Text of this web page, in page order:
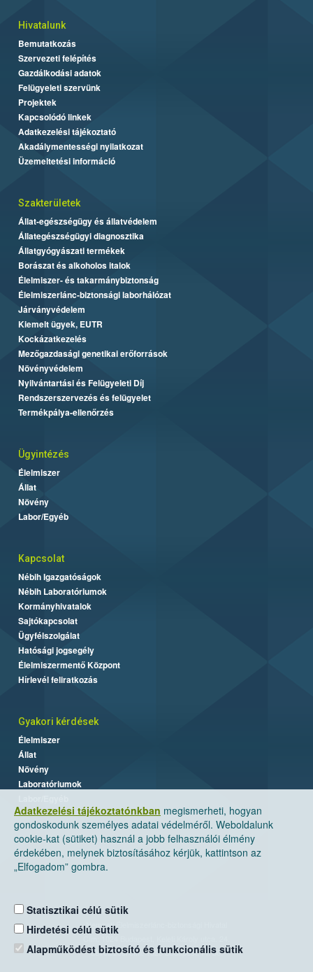
Adatkezelési tájékoztatónkban megismerheti, hogyan
gondoskodunk személyes adatai védelméről. Weboldalunk
cookie-kat (sütiket) használ a jobb felhasználói élmény
érdekében, melynek biztosításához kérjük, kattintson az
„Elfogadom” gombra.
Statisztikai célú sütik
Hirdetési célú sütik
Alapműködést biztosító és funkcionális sütik
Hivatalunk
Bemutatkozás
Szervezeti felépítés
Gazdálkodási adatok
Felügyeleti szervünk
Projektek
Kapcsolódó linkek
Adatkezelési tájékoztató
Akadálymentességi nyilatkozat
Üzemeltetési információ
Szakterületek
Állat-egészségügy és állatvédelem
Állategészségügyi diagnosztika
Állatgyógyászati termékek
Borászat és alkoholos italok
Élelmiszer- és takarmánybiztonság
Élelmiszerlánc-biztonsági laborhálózat
Járványvédelem
Kiemelt ügyek, EUTR
Kockázatkezelés
Mezőgazdasági genetikai erőforrások
Növényvédelem
Nyilvántartási és Felügyeleti Díj
Rendszerszervezés és felügyelet
Termékpálya-ellenőrzés
Ügyintézés
Élelmiszer
Állat
Növény
Labor/Egyéb
Kapcsolat
Nébih Igazgatóságok
Nébih Laboratóriumok
Kormányhivatalok
Sajtókapcsolat
Ügyfélszolgálat
Hatósági jogsegély
Élelmiszermentő Központ
Hírlevél feliratkozás
Gyakori kérdések
Élelmiszer
Állat
Növény
Laboratóriumok
Nemzeti Élelmiszerlánc-biztonsági Hivatal
Levelezési cím: 1525 Budapest. Pf. 30.